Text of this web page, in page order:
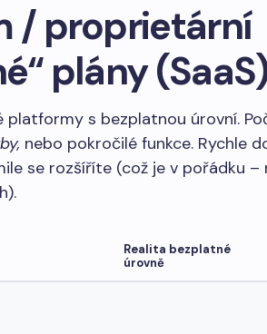
/ proprietární
plány
platformy s bezplatnou úrovní.
nebo pokročilé funkce. Rychle
se rozšíříte (což je v pořádku –
Realita bezplatné
úrovně